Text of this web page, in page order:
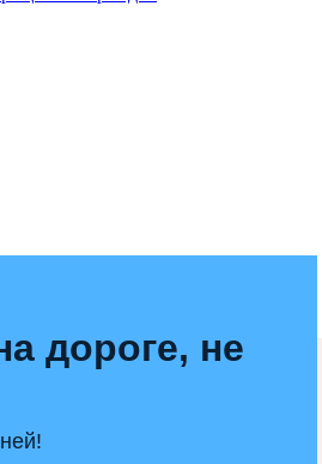
дороге, не